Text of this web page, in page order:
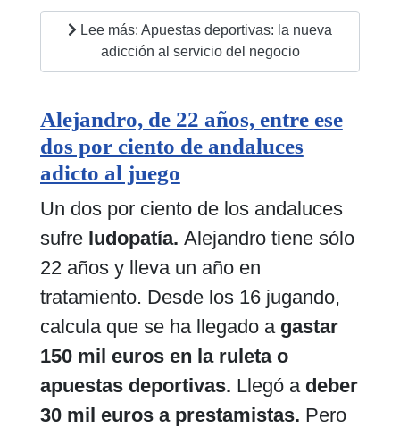
Lee más: Apuestas deportivas: la nueva
adicción al servicio del negocio
Alejandro, de 22 años, entre ese
dos por ciento de andaluces
adicto al juego
Un dos por ciento de los andaluces
sufreludopatía. Alejandro tiene sólo
22 años y lleva un año en
tratamiento. Desde los 16 jugando,
calcula que se ha llegado a gastar
150 mil euros en la ruleta o
apuestas deportivas. Llegó a deber
30 mil euros a prestamistas. Pero